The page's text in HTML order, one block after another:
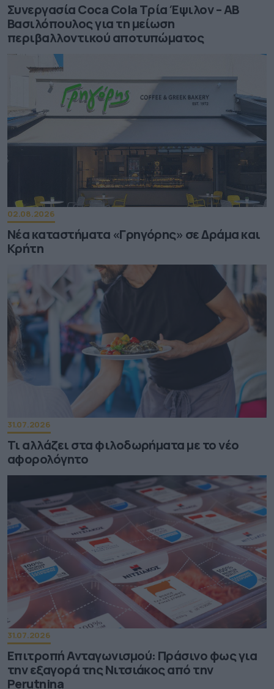
Συνεργασία Coca Cola Τρία Έψιλον – ΑΒ
Βασιλόπουλος για τη μείωση
περιβαλλοντικού αποτυπώματος
02.08.2026
Νέα καταστήματα «Γρηγόρης» σε Δράμα και
Κρήτη
31.07.2026
Τι αλλάζει στα φιλοδωρήματα με το νέο
αφορολόγητο
31.07.2026
Επιτροπή Ανταγωνισμού: Πράσινο φως για
την εξαγορά της Νιτσιάκος από την
Perutnina